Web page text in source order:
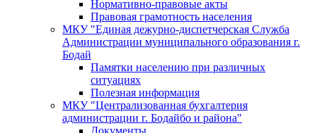
Нормативно-правовые акты
Правовая грамотность населения
МКУ "Единая дежурно-диспетчерская Служба
Администрации муниципального образования г.
Бодай
Памятки населению при различных
ситуациях
Полезная информация
МКУ "Централизованная бухгалтерия
администрации г. Бодайбо и района"
Документы